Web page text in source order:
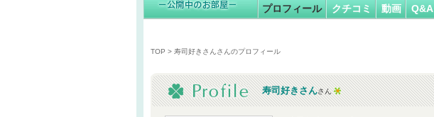
プロフィール クチコミ 動画 Q&A
TOP > 寿司好きさんさんのプロフィール
寿司好きさんさん